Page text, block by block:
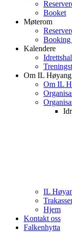
Booket
Møterom
Kalendere
Om IL Høyang
Om IL
IL
Hjem
Kontakt oss
Falkenhytta